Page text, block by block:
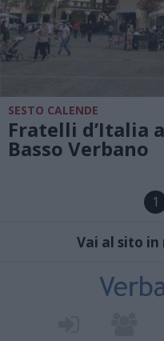
SESTO CALENDE
Fratelli d’Italia
Basso Verbano
1
Vai al sito